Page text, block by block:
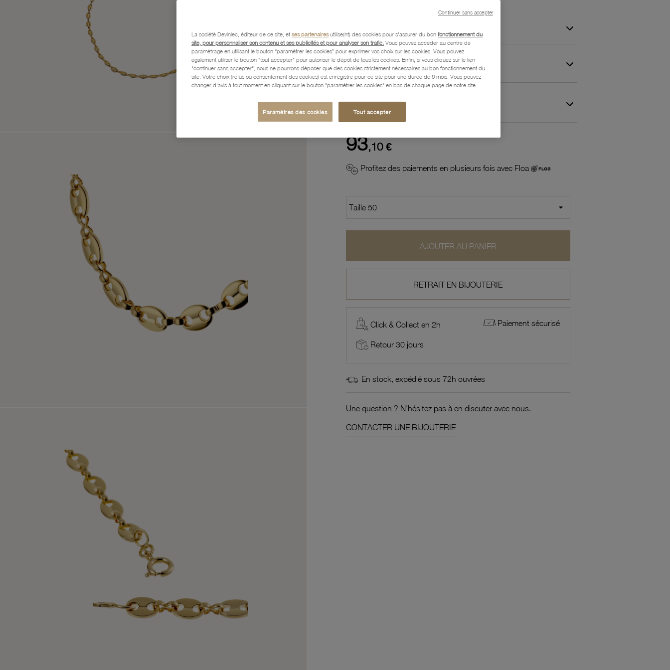
Caractéristiques détaillées
Paiement, Livraison, Retours et Garantie
93,10 €
Profitez des paiements en plusieurs fois avec Floa
AJOUTER AU PANIER
RETRAIT EN BIJOUTERIE
Click & Collect en 2h Paiement sécurisé
Retour 30 jours
En stock, expédié sous 72h ouvrées
Une question ? N'hésitez pas à en discuter avec nous.
CONTACTER UNE BIJOUTERIE
La société Devinlec, éditeur de ce site, et ses partenairesutilise(nt) des cookies pour s'assurer du bon fonctionnement du
site, pour personnaliser son contenu et ses publicités et pour analyser son trafic. Vous pouvez accéder au centre de
paramétrage en utilisant le bouton “paramétrer les cookies” pour exprimer vos choix sur les cookies. Vous pouvez
également utiliser le bouton "tout accepter" pour autoriser le dépôt de tous les cookies. Enfin, si vous cliquez sur le lien
"continuer sans accepter", nous ne pourrons déposer que des cookies strictement nécessaires au bon fonctionnement du
site. Votre choix (refus ou consentement des cookies) est enregistré pour ce site pour une durée de 6 mois. Vous pouvez
changer d'avis à tout moment en cliquant sur le bouton "paramétrer les cookies" en bas de chaque page de notre site.
Paramètres des cookies Tout accepter
Continuer sans accepter